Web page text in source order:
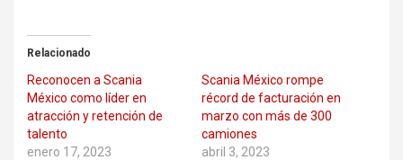
Relacionado
Reconocen a Scania
México como líder en
atracción y retención de
talento
enero 17, 2023
Scania México rompe
récord de facturación en
marzo con más de 300
camiones
abril 3, 2023